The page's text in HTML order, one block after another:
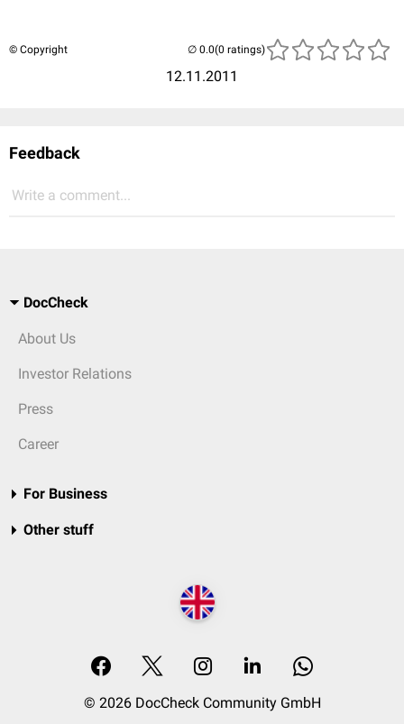
© Copyright
12.11.2011
(0 ratings)
Feedback
Write a comment...
DocCheck
About Us
Investor Relations
Press
Career
For Business
Other stuff
© 2026 DocCheck Community GmbH